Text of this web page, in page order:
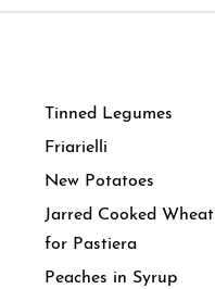
Tinned Legumes
Friarielli
New Potatoes
Jarred Cooked Wheat
for Pastiera
Peaches in Syrup